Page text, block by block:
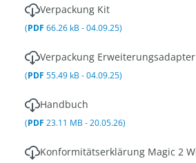
Verpackung Kit
(PDF 66.26 kB - 04.09.25)
Verpackung Erweiterungsadapter
(PDF 55.49 kB - 04.09.25)
Handbuch
(PDF 23.11 MB - 20.05.26)
Konformitätserklärung Magic 2